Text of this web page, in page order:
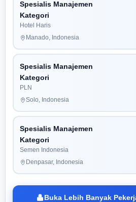
Spesialis Manajemen
Kategori
Hotel Haris
Manado, Indonesia
Spesialis Manajemen
Kategori
PLN
Solo, Indonesia
Spesialis Manajemen
Kategori
Semen Indonesia
Denpasar, Indonesia
Buka Lebih Banyak